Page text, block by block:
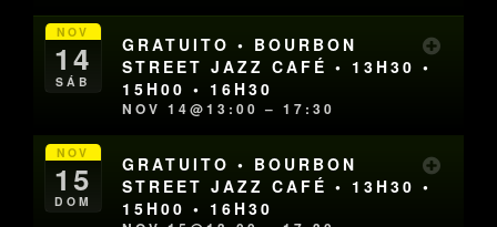
NOV
14
SÁB
GRATUITO • BOURBON
STREET JAZZ CAFÉ • 13H30 •
15H00 • 16H30
NOV 14@13:00 – 17:30
NOV
15
DOM
GRATUITO • BOURBON
STREET JAZZ CAFÉ • 13H30 •
15H00 • 16H30